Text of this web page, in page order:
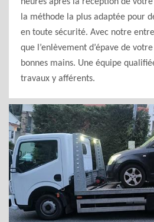
la méthode la plus adaptée pour
en toute sécurité. Avec notre
que l’enlèvement d’épave de
bonnes mains. Une équipe
travaux y afférents.